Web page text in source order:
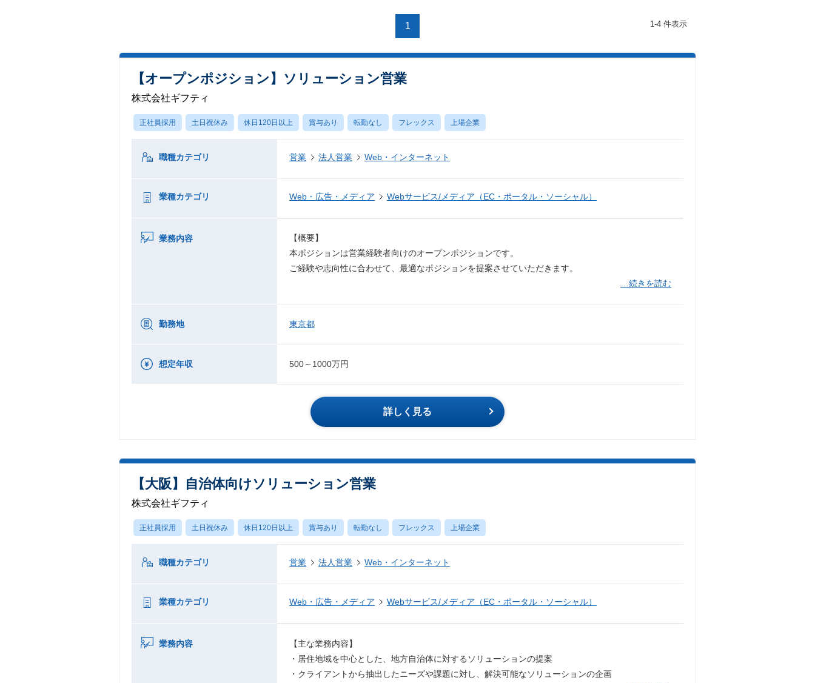
1 1-4 件表示
【オープンポジション】ソリューション営業
株式会社ギフティ
正社員採用 土日祝休み 休日120日以上 賞与あり 転勤なし フレックス 上場企業
職種カテゴリ 営業 法人営業 Web・インターネット
業種カテゴリ Web・広告・メディア Webサービス/メディア（EC・ポータル・ソーシャル）
業務内容
【概要】
本ポジションは営業経験者向けのオープンポジションです。
ご経験や志向性に合わせて、最適なポジションを提案させていただきます。
…続きを読む
勤務地 東京都
想定年収 500～1000万円
詳しく見る
【大阪】自治体向けソリューション営業
株式会社ギフティ
正社員採用 土日祝休み 休日120日以上 賞与あり 転勤なし フレックス 上場企業
職種カテゴリ 営業 法人営業 Web・インターネット
業種カテゴリ Web・広告・メディア Webサービス/メディア（EC・ポータル・ソーシャル）
業務内容
【主な業務内容】
・居住地域を中心とした、地方自治体に対するソリューションの提案
・クライアントから抽出したニーズや課題に対し、解決可能なソリューションの企画